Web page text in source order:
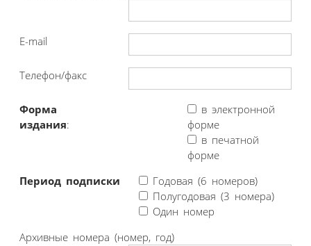
E-mail
Телефон/факс
Форма
издания:
в электронной
форме
в печатной
форме
Период подписки
Годовая (6 номеров)
Полугодовая (3 номера)
Один номер
Архивные номера (номер, год)